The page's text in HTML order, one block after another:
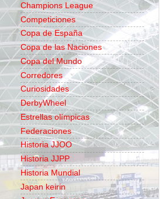
Champions League
Competiciones
Copa de España
Copa de las Naciones
Copa del Mundo
Corredores
Curiosidades
DerbyWheel
Estrellas olímpicas
Federaciones
Historia JJOO
Historia JJPP
Historia Mundial
Japan keirin